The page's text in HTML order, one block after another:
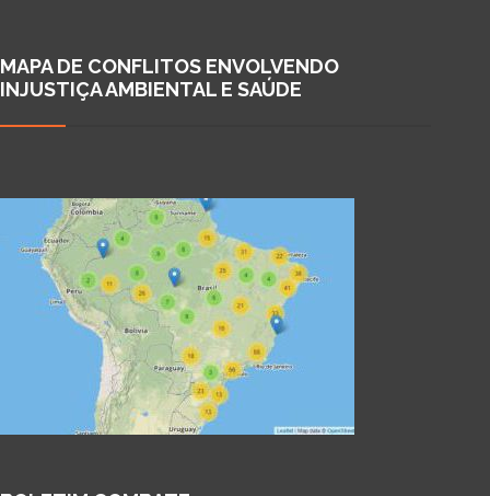
MAPA DE CONFLITOS ENVOLVENDO
INJUSTIÇA AMBIENTAL E SAÚDE